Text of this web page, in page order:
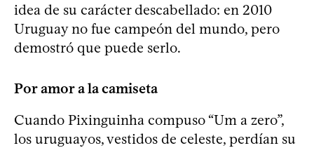
idea de su carácter descabellado: en 2010
Uruguay no fue campeón del mundo, pero
demostró que puede serlo.
Por amor a la camiseta
Cuando Pixinguinha compuso “Um a zero”,
los uruguayos, vestidos de celeste, perdían su